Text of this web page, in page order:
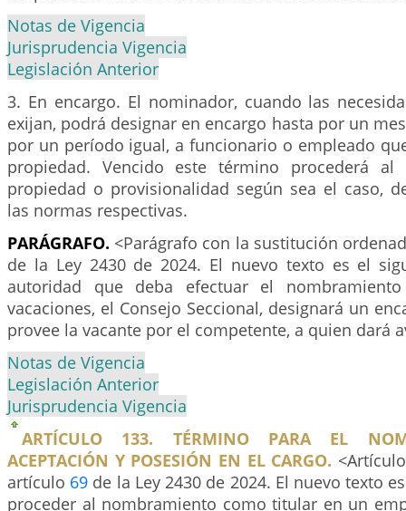
Notas de Vigencia
Jurisprudencia Vigencia
Legislación Anterior
3. En encargo. El nominador, cuando las
exijan, podrá designar en encargo hasta por un
por un período igual, a funcionario o empleado
propiedad. Vencido este término procederá al
propiedad o provisionalidad según sea el caso,
las normas respectivas.
PARÁGRAFO. <Parágrafo con la sustitución
de la Ley 2430 de 2024. El nuevo texto es el
autoridad que deba efectuar el
vacaciones, el Consejo Seccional, designará un
provee la vacante por el competente, a quien dará
Notas de Vigencia
Legislación Anterior
Jurisprudencia Vigencia
ARTÍCULO 133. TÉRMINO PARA EL
ACEPTACIÓN Y POSESIÓN EN EL CARGO.
artículo 69 de la Ley 2430 de 2024. El nuevo texto
proceder al nombramiento como titular en un